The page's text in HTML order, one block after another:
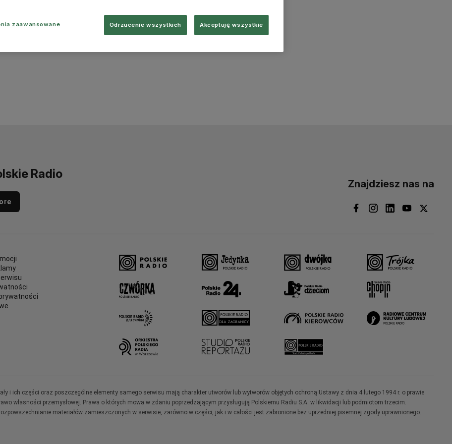
Radio
Znajdziesz nas na
i ich części oraz poszczególne elementy samego serwisu mają charakter utworów lub wytworów objętych ochroną Ustawy z dnia 4 lutego 1994 r. o prawie
własności przemysłowej. Prawa o których mowa w zdaniu poprzedzającym przysługują Polskiemu Radiu S.A. w likwidacji lub podmiotom trzecim.
materiałów zamieszczonych w serwisie, zarówno w części, jak i w całości jest zabronione bez uprzedniej pisemnej zgody uprawnionego.
zaawansowane Odrzucenie wszystkich Akceptuję wszystkie